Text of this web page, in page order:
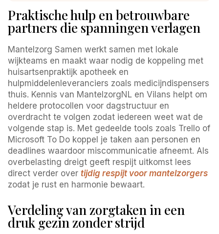
Praktische hulp en betrouwbare
partners die spanningen verlagen
Mantelzorg Samen werkt samen met lokale
wijkteams en maakt waar nodig de koppeling met
huisartsenpraktijk apotheek en
hulpmiddelenleveranciers zoals medicijndispensers
thuis. Kennis van MantelzorgNL en Vilans helpt om
heldere protocollen voor dagstructuur en
overdracht te volgen zodat iedereen weet wat de
volgende stap is. Met gedeelde tools zoals Trello of
Microsoft To Do koppel je taken aan personen en
deadlines waardoor miscommunicatie afneemt. Als
overbelasting dreigt geeft respijt uitkomst lees
direct verder overtijdig respijt voor mantelzorgers
zodat je rust en harmonie bewaart.
Verdeling van zorgtaken in een
druk gezin zonder strijd